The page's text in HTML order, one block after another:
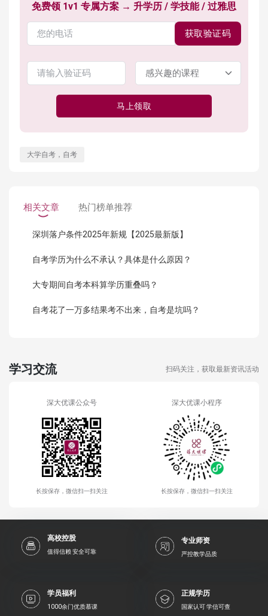
免费领 1v1 专属方案 → 升学历 / 学技能 / 过雅思
获取验证码
马上领取
大学自考，自考
相关文章 热门榜单推荐
深圳落户条件2025年新规【2025最新版】
自考学历为什么不承认？具体是什么原因？
大专期间自考本科算学历重叠吗？
自考花了一万多结果考不出来，自考是坑吗？
学习交流 扫码关注，获取最新资讯活动
深大优课公众号
长按保存，微信扫一扫关注
深大优课小程序
长按保存，微信扫一扫关注
高校控股
值得信赖 安全可靠
专业师资
严控教学品质
学员福利
1000余门优质慕课
正规学历
国家认可 学信可查